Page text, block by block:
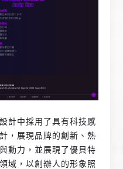
計中採用了具有科技感
，展現品牌的創新、熱
動力，並展現了優貝特
域，以創辦人的形象照